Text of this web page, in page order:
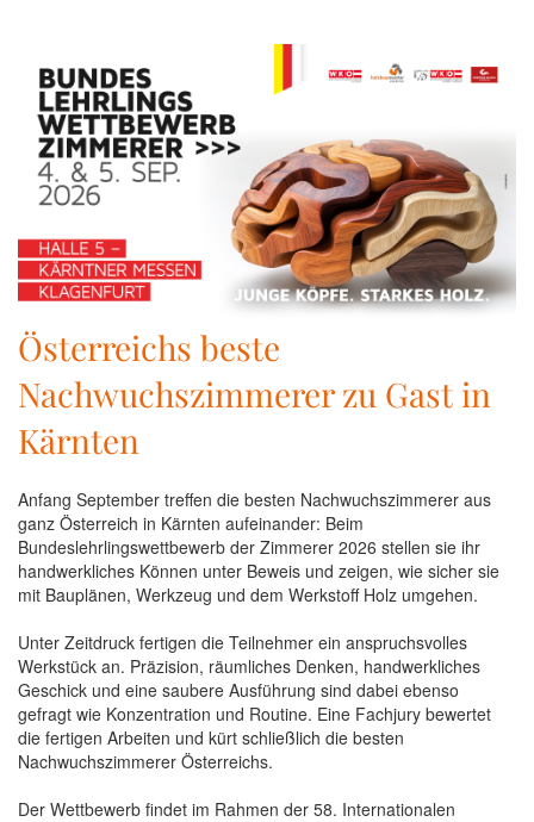
Österreichs beste
Nachwuchszimmerer zu Gast in
Kärnten
Anfang September treffen die besten Nachwuchszimmerer aus
ganz Österreich in Kärnten aufeinander: Beim
Bundeslehrlingswettbewerb der Zimmerer 2026 stellen sie ihr
handwerkliches Können unter Beweis und zeigen, wie sicher sie
mit Bauplänen, Werkzeug und dem Werkstoff Holz umgehen.
Unter Zeitdruck fertigen die Teilnehmer ein anspruchsvolles
Werkstück an. Präzision, räumliches Denken, handwerkliches
Geschick und eine saubere Ausführung sind dabei ebenso
gefragt wie Konzentration und Routine. Eine Fachjury bewertet
die fertigen Arbeiten und kürt schließlich die besten
Nachwuchszimmerer Österreichs.
Der Wettbewerb findet im Rahmen der 58. Internationalen